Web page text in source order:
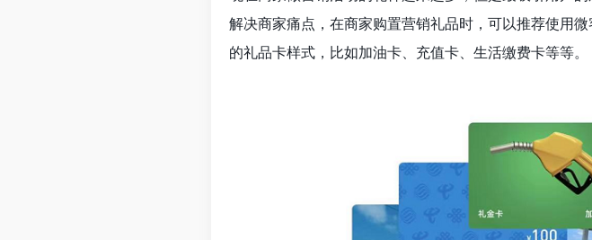
解决商家痛点，在商家购置营销礼品时，可以推荐使用
的礼品卡样式，比如加油卡、充值卡、生活缴费卡等等。